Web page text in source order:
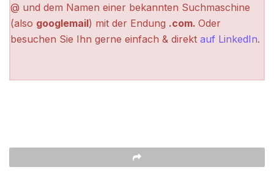
@ und dem Namen einer bekannten Suchmaschine
(also googlemail) mit der Endung .com. Oder
besuchen Sie Ihn gerne einfach & direkt auf LinkedIn.